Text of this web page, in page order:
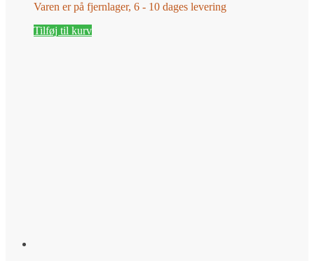
Varen er på fjernlager, 6 - 10 dages levering
Tilføj til kurv